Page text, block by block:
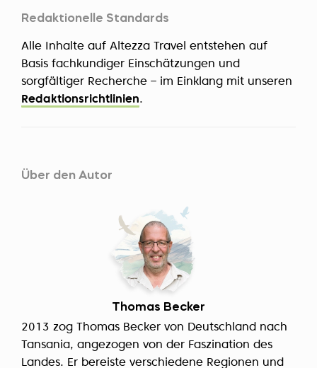
Redaktionelle Standards
Alle Inhalte auf Altezza Travel entstehen auf
Basis fachkundiger Einschätzungen und
sorgfältiger Recherche – im Einklang mit unseren
Redaktionsrichtlinien.
Über den Autor
Thomas Becker
2013 zog Thomas Becker von Deutschland nach
Tansania, angezogen von der Faszination des
Landes. Er bereiste verschiedene Regionen und